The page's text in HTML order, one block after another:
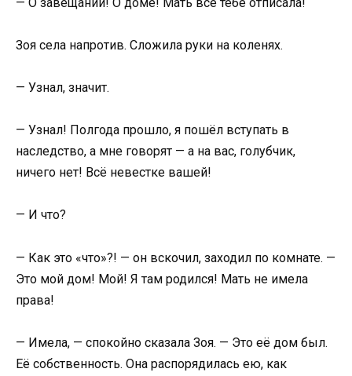
Зоя села напротив. Сложила руки на коленях.
— Узнал, значит.
— Узнал! Полгода прошло, я пошёл вступать в
наследство, а мне говорят — а на вас, голубчик,
ничего нет! Всё невестке вашей!
— И что?
— Как это «что»?! — он вскочил, заходил по комнате. —
Это мой дом! Мой! Я там родился! Мать не имела
права!
— Имела, — спокойно сказала Зоя. — Это её дом был.
Её собственность. Она распорядилась ею, как